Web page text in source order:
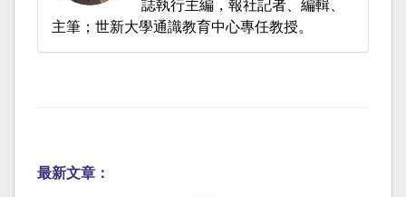
誌執行主編，報社記者、編輯、
主筆；世新大學通識教育中心專任教授。
最新文章：